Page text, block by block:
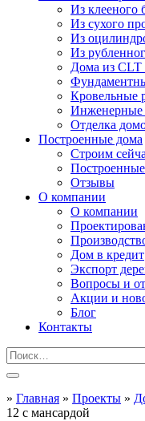
Из клееного
Из сухого
Из
Из
Дома из CLT
Кровельные
Инженерные
Отделка
Построенные дома
Строим
Отзывы
О компании
О компании
Дом в кредит
Экспорт
Вопросы и
Акции и
Блог
Контакты
» Главная » Проекты »
12 с мансардой